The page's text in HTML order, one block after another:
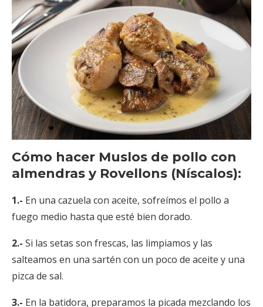
Cómo hacer Muslos de pollo con
almendras y Rovellons (Níscalos):
1.- En una cazuela con aceite, sofreímos el pollo a
fuego medio hasta que esté bien dorado.
2.- Si las setas son frescas, las limpiamos y las
salteamos en una sartén con un poco de aceite y una
pizca de sal.
3.- En la batidora, preparamos la picada mezclando los